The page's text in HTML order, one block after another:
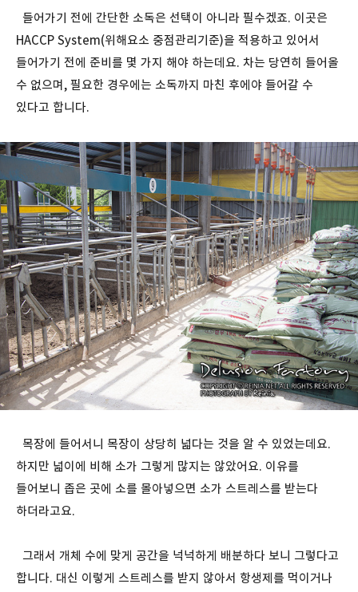
들어가기 전에 간단한 소독은 선택이 아니라 필수겠죠. 이곳은
HACCP System(위해요소 중점관리기준)을 적용하고 있어서
들어가기 전에 준비를 몇 가지 해야 하는데요. 차는 당연히 들어올
수 없으며, 필요한 경우에는 소독까지 마친 후에야 들어갈 수
있다고 합니다.
목장에 들어서니 목장이 상당히 넓다는 것을 알 수 있었는데요.
하지만 넓이에 비해 소가 그렇게 많지는 않았어요. 이유를
들어보니 좁은 곳에 소를 몰아넣으면 소가 스트레스를 받는다
하더라고요.
그래서 개체 수에 맞게 공간을 넉넉하게 배분하다 보니 그렇다고
합니다. 대신 이렇게 스트레스를 받지 않아서 항생제를 먹이거나